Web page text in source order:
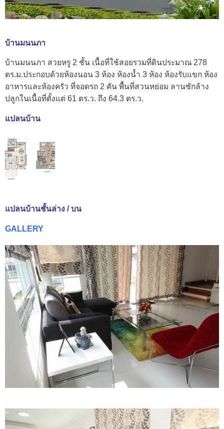
บ้านมนนภา
บ้านมนนภา สวยหรู 2 ชั้น เนื้อที่ใช้สอยรวมที่ดินประมาณ 278
ตร.ม.ประกอบด้วยห้องนอน 3 ห้อง ห้องน้ำ 3 ห้อง ห้องรับแขก ห้อง
อาหารและห้องครัว ที่จอดรถ 2 คัน พื้นที่สวนหย่อม ลานซักล้าง
ปลูกในเนื้อที่ตั้งแต่ 61 ตร.ว. ถึง 64.3 ตร.ว.
แปลนบ้าน
แปลนบ้านชั้นล่าง / บน
GALLERY